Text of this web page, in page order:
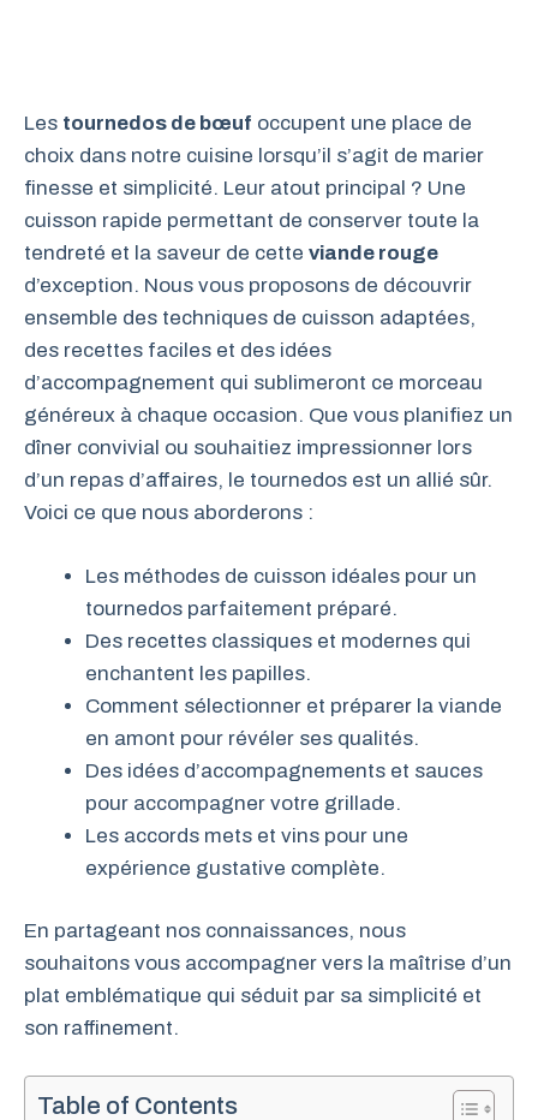
Les tournedos de bœuf occupent une place de
choix dans notre cuisine lorsqu’il s’agit de marier
finesse et simplicité. Leur atout principal ? Une
cuisson rapide permettant de conserver toute la
tendreté et la saveur de cette viande rouge
d’exception. Nous vous proposons de découvrir
ensemble des techniques de cuisson adaptées,
des recettes faciles et des idées
d’accompagnement qui sublimeront ce morceau
généreux à chaque occasion. Que vous planifiez un
dîner convivial ou souhaitiez impressionner lors
d’un repas d’affaires, le tournedos est un allié sûr.
Voici ce que nous aborderons :
Les méthodes de cuisson idéales pour un
tournedos parfaitement préparé.
Des recettes classiques et modernes qui
enchantent les papilles.
Comment sélectionner et préparer la viande
en amont pour révéler ses qualités.
Des idées d’accompagnements et sauces
pour accompagner votre grillade.
Les accords mets et vins pour une
expérience gustative complète.
En partageant nos connaissances, nous
souhaitons vous accompagner vers la maîtrise d’un
plat emblématique qui séduit par sa simplicité et
son raffinement.
Table of Contents